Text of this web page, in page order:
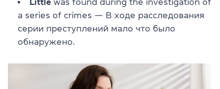
Little was found during the investigation of
a series of crimes — В ходе расследования
серии преступлений мало что было
обнаружено.